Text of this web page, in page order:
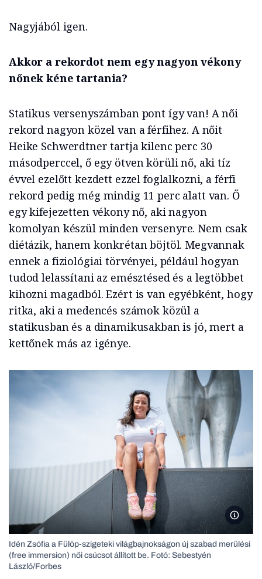
Nagyjából igen.
Akkor a rekordot nem egy nagyon vékony
nőnek kéne tartania?
Statikus versenyszámban pont így van! A női
rekord nagyon közel van a férfihez. A nőit
Heike Schwerdtner tartja kilenc perc 30
másodperccel, ő egy ötven körüli nő, aki tíz
évvel ezelőtt kezdett ezzel foglalkozni, a férfi
rekord pedig még mindig 11 perc alatt van. Ő
egy kifejezetten vékony nő, aki nagyon
komolyan készül minden versenyre. Nem csak
diétázik, hanem konkrétan böjtöl. Megvannak
ennek a fiziológiai törvényei, például hogyan
tudod lelassítani az emésztésed és a legtöbbet
kihozni magadból. Ezért is van egyébként, hogy
ritka, aki a medencés számok közül a
statikusban és a dinamikusakban is jó, mert a
kettőnek más az igénye.
Idén Zsófia a Fülöp-szigeteki világbajnokságon új szabad merülési
(free immersion) női csúcsot állított be. Fotó: Sebestyén
László/Forbes